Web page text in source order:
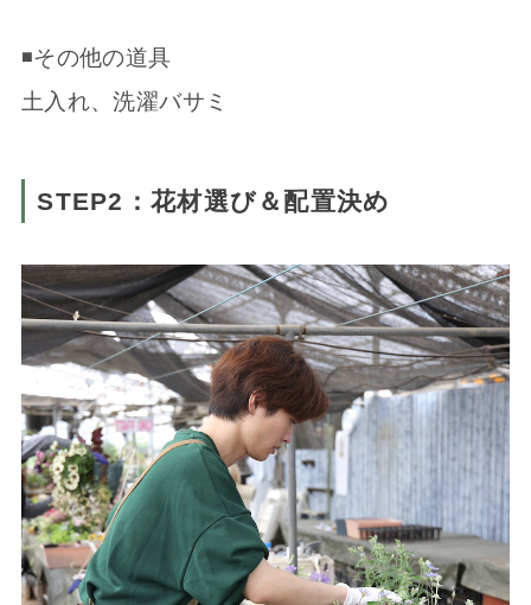
◾️その他の道具
土入れ、洗濯バサミ
STEP2：花材選び＆配置決め